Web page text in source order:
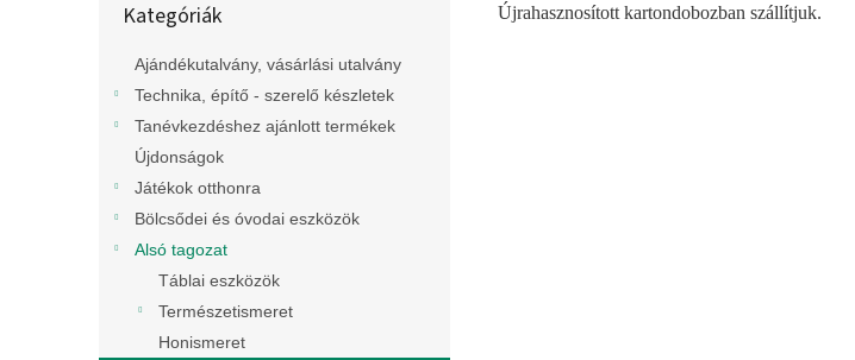
átugrása
Kategóriák
Ajándékutalvány, vásárlási utalvány
Technika, építő - szerelő készletek
Tanévkezdéshez ajánlott termékek
Újdonságok
Játékok otthonra
Bölcsődei és óvodai eszközök
Alsó tagozat
Táblai eszközök
Természetismeret
Honismeret
Újrahasznosított kartondobozban szállítjuk.